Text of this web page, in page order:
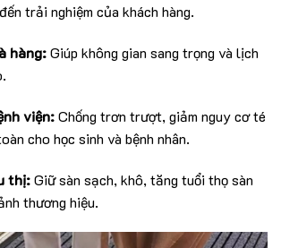
trải nghiệm của khách hàng.
hàng:Giúp không gian sang trọng và lịch
viện:Chống trơn trượt, giảm nguy cơ té
cho học sinh và bệnh nhân.
thị:Giữ sàn sạch, khô, tăng tuổi thọ sàn
thương hiệu.